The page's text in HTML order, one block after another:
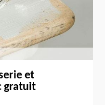
et
gratuit